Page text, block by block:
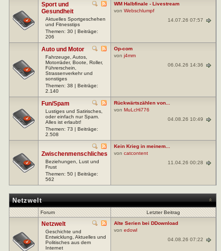
Sport und
Gesundheit
Aktuelles Sportgeschehen
und Fitnesstips
Themen: 30 | Beiträge:
206
WM Halbfinale - Livestream
von Webschlumpf
14.07.26 07:57
Auto und Motor
Fahrzeuge, Autos,
Motorräder, Boote, Roller,
Führerschein,
Strassenverkehr und
sonstiges
Themen: 38 | Beiträge:
2.140
Op-com
von j4mm
06.04.26 14:36
Fun/Spam
Lustiges und Satirisches,
oder einfach nur Spam.
Alles ist erlaubt!
Themen: 73 | Beiträge:
2.508
Rückwärtszählen von...
von MuLcHi776
04.08.26 10:49
Zwischenmenschliches
Beziehungen, Lust und
Frust
Themen: 50 | Beiträge:
562
Kein Krieg in meinem...
von catcontent
11.04.26 00:28
Netzwelt
Forum Letzter Beitrag
Netzwelt
Geschichte und
Entwicklung, Aktuelles und
Politisches aus dem
Internet
Alte Serien bei DDownload
von edowl
04.08.26 07:22